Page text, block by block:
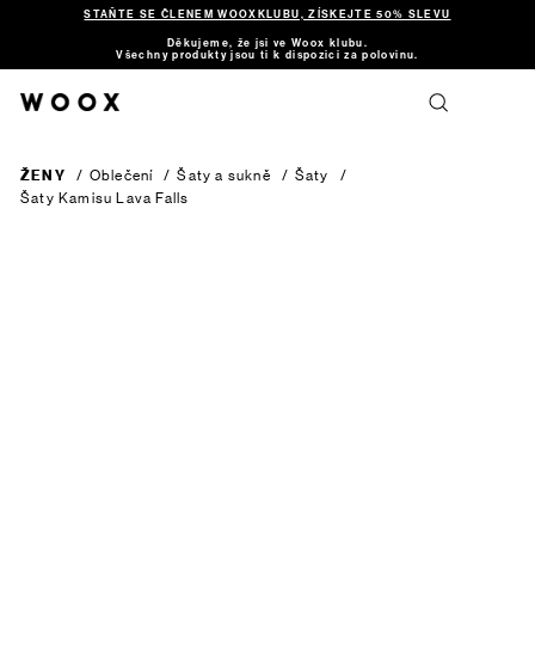
STAŇTE SE ČLENEM WOOXKLUBU, ZÍSKEJTE 50% SLEVU
Děkujeme, že jsi ve Woox klubu.
Všechny produkty jsou ti k dispozici za polovinu.
ŽENY / Oblečení / Šaty a sukně / Šaty
/
Šaty Kamisu Lava Falls